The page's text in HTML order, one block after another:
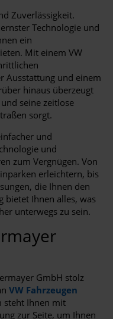
Zuverlässigkeit.
Technologie und
ein
Mit einem VW
Ausstattung und einem
hinaus überzeugt
seine zeitlose
sorgt.
und
und
zum Vergnügen. Von
erleichtern, bis
die Ihnen den
bietet Ihnen alles, was
unterwegs zu sein.
GmbH stolz
VW Fahrzeugen
steht Ihnen mit
zur Seite, um Ihnen